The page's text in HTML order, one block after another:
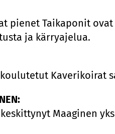
pienet Taikaponit ovat
ja kärryajelua.
Kaverikoirat
Maaginen